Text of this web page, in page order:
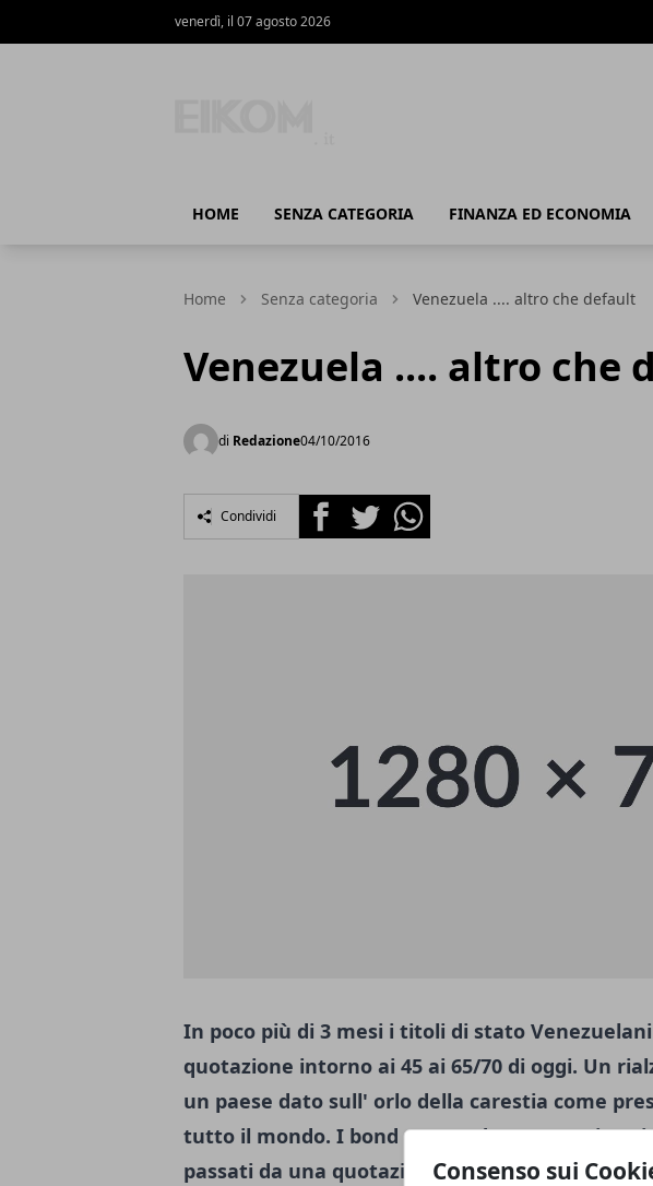
Consenso sui
venerdì, il 07 agosto 2026
HOME SENZA CATEGORIA FINANZA ED ECONOMIA
Home Senza categoria Venezuela .... altro che default
Venezuela .... altro che
di Redazione04/10/2016
Condividi FacebookTwitterWhatsapp
In poco più di 3 mesi i titoli di stato
quotazione intorno ai 45 ai 65/70 di oggi. Un
un paese dato sull' orlo della carestia come
tutto il mondo. I bond con scadenza 2022, i
passati da una quotazione di 3 mesi fa di 48 ad